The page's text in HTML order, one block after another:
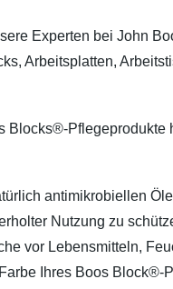
Experten bei John
Arbeitsplatten,
Blocks®-Pflegeprodukte
antimikrobiellen
Nutzung zu
vor Lebensmitteln,
Ihres Boos Block®-